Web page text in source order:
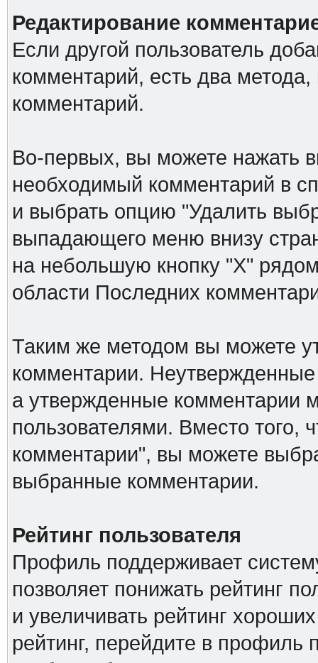
Редактирование
Если другой пользователь
комментарий, есть два
комментарий.
Во-первых, вы можете нажать
необходимый комментарий в
и выбрать опцию "Удалить
выпадающего меню внизу
на небольшую кнопку "Х"
области Последних
Таким же методом вы можете
комментарии.
а утвержденные комментарии
пользователями. Вместо
комментарии", вы можете
выбранные комментарии.
Рейтинг пользователя
Профиль поддерживает
позволяет понижать рейтинг
и увеличивать рейтинг
рейтинг, перейдите в профиль